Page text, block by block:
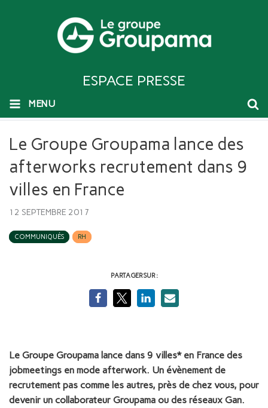
ESPACE PRESSE
MENU
Le Groupe Groupama lance des
afterworks recrutement dans 9
villes en France
12 SEPTEMBRE 2017
COMMUNIQUÉS RH
PARTAGER SUR :
Le Groupe Groupama lance dans 9 villes* en France des
jobmeetings en mode afterwork. Un évènement de
recrutement pas comme les autres, près de chez vous, pour
devenir un collaborateur Groupama ou des réseaux Gan.